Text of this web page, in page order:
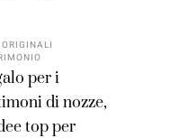
per i
di nozze,
top per